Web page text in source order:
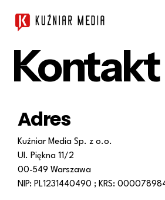
Kontakt
Adres
Kuźniar Media Sp. z o.o.
Ul. Piękna 11/2
00-549 Warszawa
NIP: PL1231440490 ; KRS: